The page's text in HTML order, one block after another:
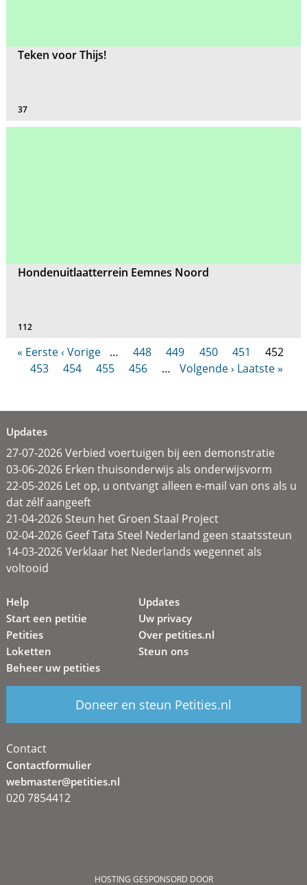
Teken voor Thijs!
37
Hondenuitlaatterrein Eemnes Noord
112
« Eerste ‹ Vorige … 448 449 450 451
452
453
454 455 456 … Volgende › Laatste »
Updates
27-07-2026 Verbied voertuigen bij een demonstratie
03-06-2026 Erken thuisonderwijs als onderwijsvorm
22-05-2026 Let op, u ontvangt alleen e-mail van ons als u
dat zélf aangeeft
21-04-2026 Steun het Groen Staal Project
02-04-2026 Geef Tata Steel Nederland geen staatssteun
14-03-2026 Verklaar het Nederlands wegennet als
voltooid
Help
Start een petitie
Petities
Loketten
Beheer uw petities
Updates
Uw privacy
Over petities.nl
Steun ons
Doneer en steun Petities.nl
Contact
Contactformulier
webmaster@petities.nl
020 7854412
HOSTING GESPONSORD DOOR